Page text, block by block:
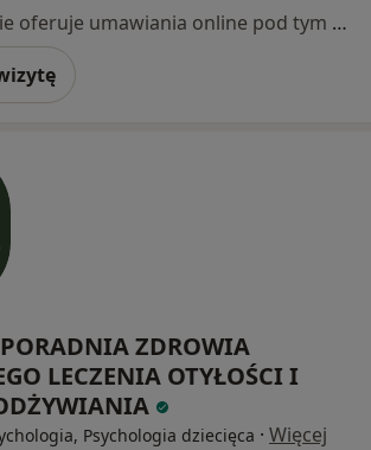
Specjalista nie oferuje umawiania online pod tym adresem.
ZDROWIA
LECZENIA OTYŁOŚCI I
Psychologia dziecięca · Więcej